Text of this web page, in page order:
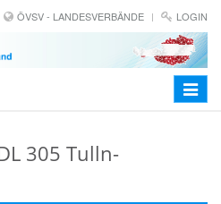
ÖVSV - LANDESVERBÄNDE LOGIN
Toggle
305 Tulln-